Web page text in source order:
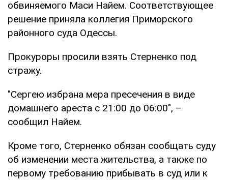
обвиняемого Маси Найем. Соответствующее
решение приняла коллегия Приморского
районного суда Одессы.
Прокуроры просили взять Стерненко под
стражу.
"Сергею избрана мера пресечения в виде
домашнего ареста с 21:00 до 06:00", –
сообщил Найем.
Кроме того, Стерненко обязан сообщать суду
об изменении места жительства, а также по
первому требованию прибывать в суд или к